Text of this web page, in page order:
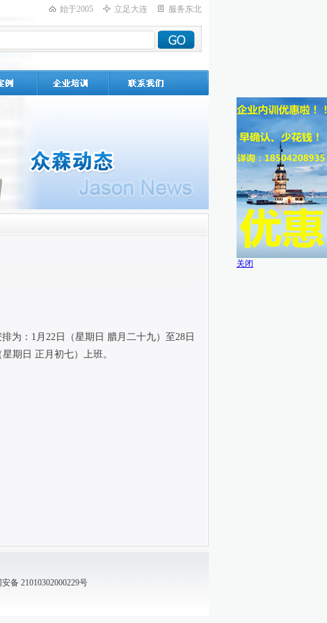
始于2005 立足大连 服务东北
：1月22日（星期日 腊月二十九）至28日
期日 正月初七）上班。
备 21010302000229号
关闭